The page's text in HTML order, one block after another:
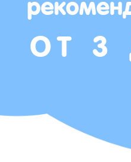
ОТ 3